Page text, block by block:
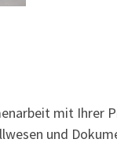
mit Ihrer
und